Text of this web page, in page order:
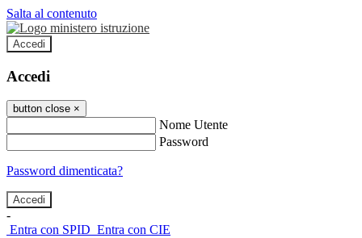
Salta al contenuto
Accedi
Accedi
button close ×
Nome Utente
Password
Password dimenticata?
-
Entra con SPID Entra con CIE